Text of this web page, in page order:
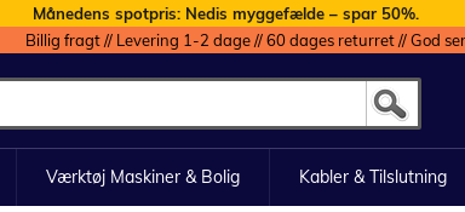
Månedens spotpris: Nedis myggefælde – spar 50%.
Billig fragt // Levering 1-2 dage // 60 dages returret // God
Værktøj Maskiner & Bolig Kabler & Tilslutning